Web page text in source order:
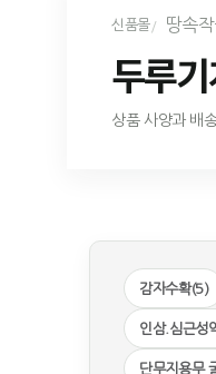
신품몰 땅속작
두루
상품 사양과 배
감자수확(5)
인삼.심근성
단무지용무